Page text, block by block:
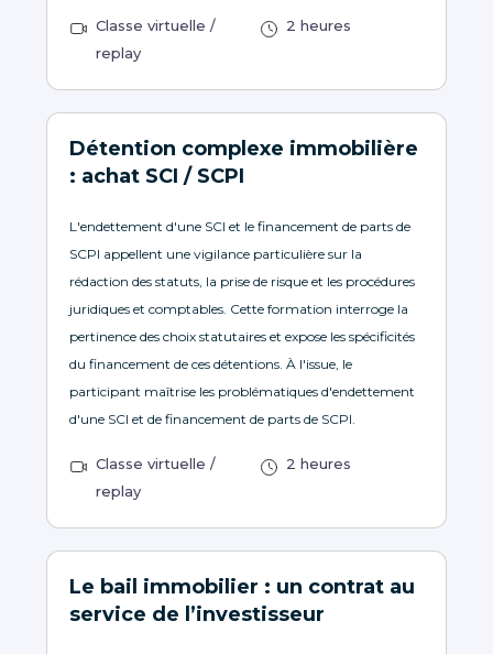
Classe virtuelle /
replay
2 heures
Détention complexe immobilière
: achat SCI / SCPI
L'endettement d'une SCI et le financement de parts de
SCPI appellent une vigilance particulière sur la
rédaction des statuts, la prise de risque et les procédures
juridiques et comptables. Cette formation interroge la
pertinence des choix statutaires et expose les spécificités
du financement de ces détentions. À l'issue, le
participant maîtrise les problématiques d'endettement
d'une SCI et de financement de parts de SCPI.
Classe virtuelle /
replay
2 heures
Le bail immobilier : un contrat au
service de l’investisseur